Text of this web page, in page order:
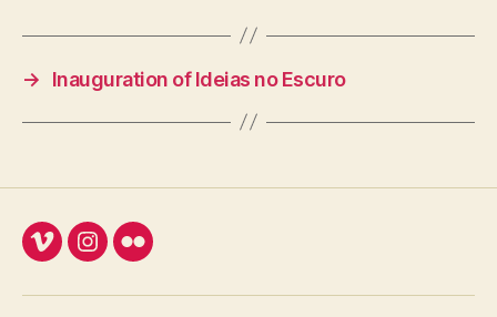
→ Inauguration of Ideias no Escuro
VimeoInstagram
Flickr